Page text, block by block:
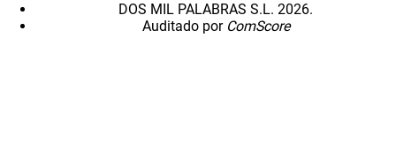
DOS MIL PALABRAS S.L. 2026.
Auditado por ComScore